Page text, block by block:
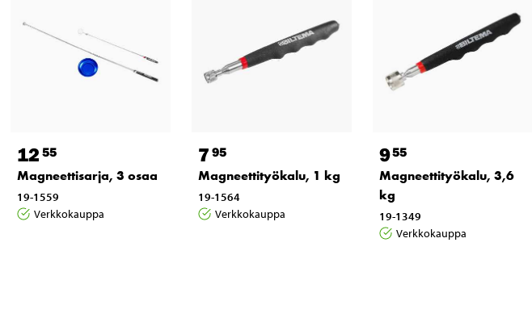
12 55
Magneettisarja, 3 osaa
19-1559
Verkkokauppa
7 95
Magneettityökalu, 1 kg
19-1564
Verkkokauppa
955
Magneettityökalu, 3,6
kg
19-1349
Verkkokauppa